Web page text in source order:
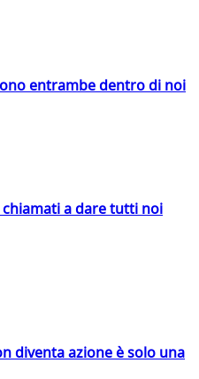
entrambe dentro di noi
a dare tutti noi
diventa azione è solo una